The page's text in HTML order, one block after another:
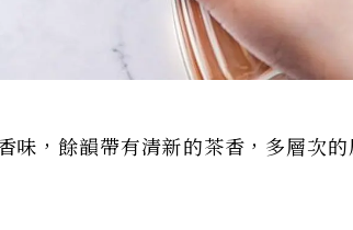
味，餘韻帶有清新的茶香，多層次